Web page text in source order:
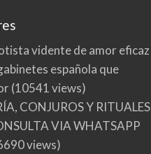
vidente de amor eficaz
española que
(10541 views)
CONJUROS Y RITUALES
VIA WHATSAPP
views)